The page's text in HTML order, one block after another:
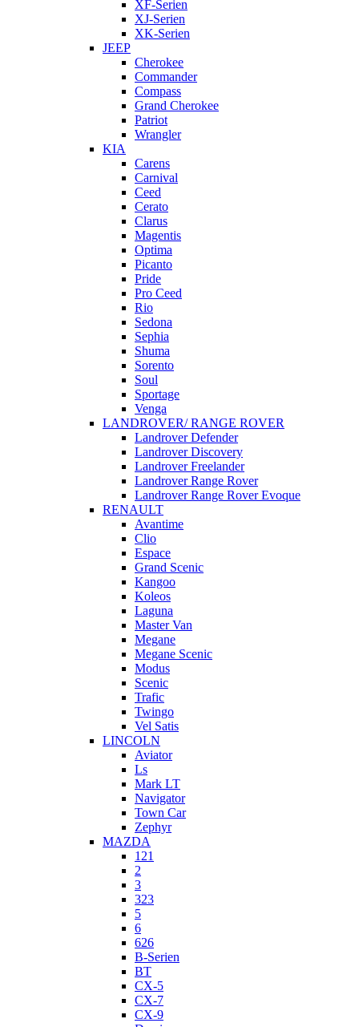
XF-Serien
XJ-Serien
XK-Serien
JEEP
Cherokee
Commander
Compass
Grand Cherokee
Patriot
Wrangler
KIA
Carens
Carnival
Ceed
Cerato
Clarus
Magentis
Optima
Picanto
Pride
Pro Ceed
Rio
Sedona
Sephia
Shuma
Sorento
Soul
Sportage
Venga
LANDROVER/ RANGE ROVER
Landrover Defender
Landrover Discovery
Landrover Freelander
Landrover Range Rover
Landrover Range Rover Evoque
RENAULT
Avantime
Clio
Espace
Grand Scenic
Kangoo
Koleos
Laguna
Master Van
Megane
Megane Scenic
Modus
Scenic
Trafic
Twingo
Vel Satis
LINCOLN
Aviator
Ls
Mark LT
Navigator
Town Car
Zephyr
MAZDA
121
2
3
323
5
6
626
B-Serien
BT
CX-5
CX-7
CX-9